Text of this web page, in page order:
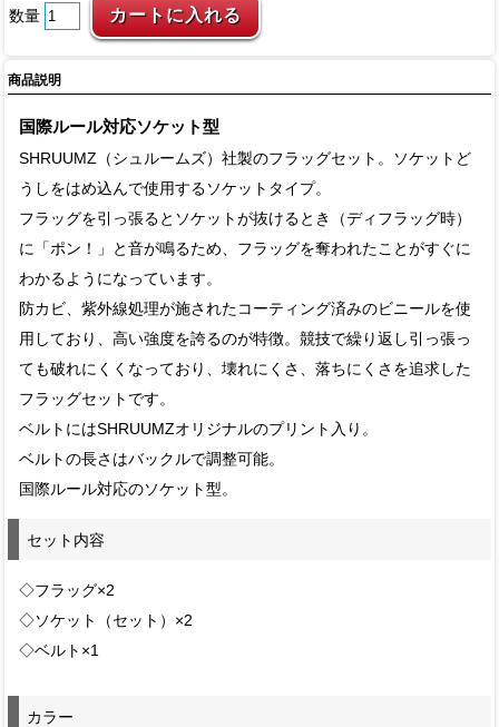
数量
商品説明
国際ルール対応ソケット型
SHRUUMZ（シュルームズ）社製のフラッグセット。ソケットど
うしをはめ込んで使用するソケットタイプ。
フラッグを引っ張るとソケットが抜けるとき（ディフラッグ時）
に「ポン！」と音が鳴るため、フラッグを奪われたことがすぐに
わかるようになっています。
防カビ、紫外線処理が施されたコーティング済みのビニールを使
用しており、高い強度を誇るのが特徴。競技で繰り返し引っ張っ
ても破れにくくなっており、壊れにくさ、落ちにくさを追求した
フラッグセットです。
ベルトにはSHRUUMZオリジナルのプリント入り。
ベルトの長さはバックルで調整可能。
国際ルール対応のソケット型。
セット内容
◇フラッグ×2
◇ソケット（セット）×2
◇ベルト×1
カラー